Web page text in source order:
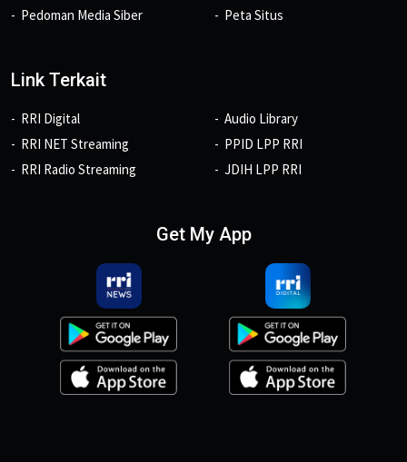
Pedoman Media Siber
Peta Situs
Link Terkait
RRI Digital
RRI NET Streaming
RRI Radio Streaming
Audio Library
PPID LPP RRI
JDIH LPP RRI
Get My App